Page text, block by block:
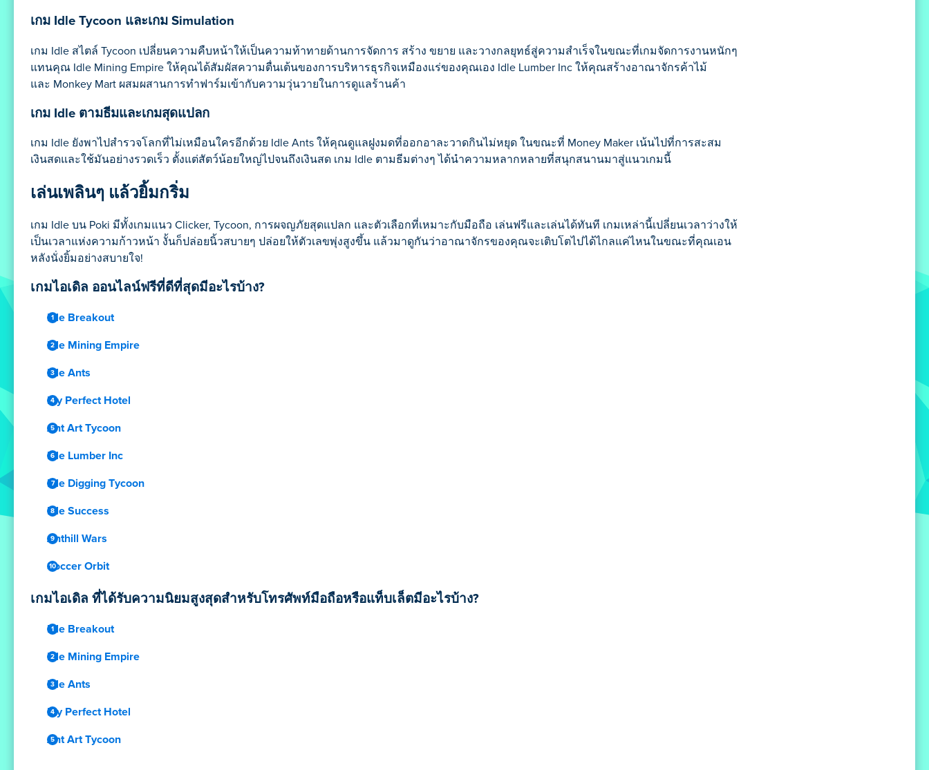
เกม Idle Tycoon และเกม Simulation
เกม Idle สไตล์ Tycoon เปลี่ยนความคืบหน้าให้เป็นความท้าทายด้านการจัดการ สร้าง ขยาย และวางกลยุทธ์สู่ความสำเร็จในขณะที่เกมจัดการงานหนักๆ
แทนคุณ Idle Mining Empire ให้คุณได้สัมผัสความตื่นเต้นของการบริหารธุรกิจเหมืองแร่ของคุณเอง Idle Lumber Inc ให้คุณสร้างอาณาจักรค้าไม้
และ Monkey Mart ผสมผสานการทำฟาร์มเข้ากับความวุ่นวายในการดูแลร้านค้า
เกม Idle ตามธีมและเกมสุดแปลก
เกม Idle ยังพาไปสำรวจโลกที่ไม่เหมือนใครอีกด้วย Idle Ants ให้คุณดูแลฝูงมดที่ออกอาละวาดกินไม่หยุด ในขณะที่ Money Maker เน้นไปที่การสะสม
เงินสดและใช้มันอย่างรวดเร็ว ตั้งแต่สัตว์น้อยใหญ่ไปจนถึงเงินสด เกม Idle ตามธีมต่างๆ ได้นำความหลากหลายที่สนุกสนานมาสู่แนวเกมนี้
เล่นเพลินๆ แล้วยิ้มกริ่ม
เกม Idle บน Poki มีทั้งเกมแนว Clicker, Tycoon, การผจญภัยสุดแปลก และตัวเลือกที่เหมาะกับมือถือ เล่นฟรีและเล่นได้ทันที เกมเหล่านี้เปลี่ยนเวลาว่างให้
เป็นเวลาแห่งความก้าวหน้า งั้นก็ปล่อยนิ้วสบายๆ ปล่อยให้ตัวเลขพุ่งสูงขึ้น แล้วมาดูกันว่าอาณาจักรของคุณจะเติบโตไปได้ไกลแค่ไหนในขณะที่คุณเอน
หลังนั่งยิ้มอย่างสบายใจ!
เกมไอเดิล ออนไลน์ฟรีที่ดีที่สุดมีอะไรบ้าง?
Idle Breakout
Idle Mining Empire
Idle Ants
My Perfect Hotel
Ant Art Tycoon
Idle Lumber Inc
Idle Digging Tycoon
Idle Success
Anthill Wars
Soccer Orbit
เกมไอเดิล ที่ได้รับความนิยมสูงสุดสำหรับโทรศัพท์มือถือหรือแท็บเล็ตมีอะไรบ้าง?
Idle Breakout
Idle Mining Empire
Idle Ants
My Perfect Hotel
Ant Art Tycoon